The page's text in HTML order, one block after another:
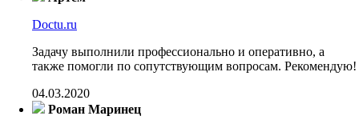
Doctu.ru
Задачу выполнили профессионально и оперативно, а
также помогли по сопутствующим вопросам. Рекомендую!
04.03.2020
Роман Маринец